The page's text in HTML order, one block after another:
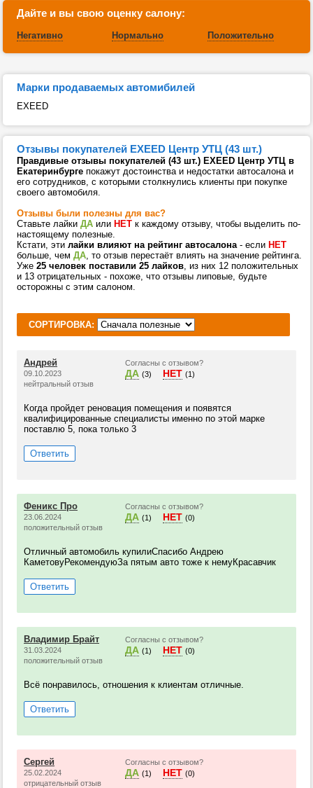
Дайте и вы свою оценку салону:
Негативно Нормально Положительно
Марки продаваемых автомибилей
EXEED
Отзывы покупателей EXEED Центр УТЦ (43 шт.)
Правдивые отзывы покупателей (43 шт.) EXEED Центр УТЦ в
Екатеринбурге покажут достоинства и недостатки автосалона и
его сотрудников, с которыми столкнулись клиенты при покупке
своего автомобиля.
Отзывы были полезны для вас?
Ставьте лайки ДА или НЕТ к каждому отзыву, чтобы выделить по-
настоящему полезные.
Кстати, эти лайки влияют на рейтинг автосалона- если НЕТ
больше, чем ДА, то отзыв перестаёт влиять на значение рейтинга.
Уже 25 человек поставили 25 лайков, из них 12 положительных
и 13 отрицательных - похоже, что отзывы липовые, будьте
осторожны с этим салоном.
СОРТИРОВКА:
Андрей
09.10.2023
нейтральный отзыв
Согласны с отзывом?
ДА (3) НЕТ (1)
Когда пройдет реновация помещения и появятся
квалифицированные специалисты именно по этой марке
поставлю 5, пока только 3
Ответить
Феникс Про
23.06.2024
положительный отзыв
Согласны с отзывом?
ДА (1) НЕТ (0)
Отличный автомобиль купилиСпасибо Андрею
КаметовуРекомендуюЗа пятым авто тоже к немуКрасавчик
Ответить
Владимир Брайт
31.03.2024
положительный отзыв
Согласны с отзывом?
ДА (1) НЕТ (0)
Всё понравилось, отношения к клиентам отличные.
Ответить
Сергей
25.02.2024
отрицательный отзыв
Согласны с отзывом?
ДА (1) НЕТ (0)